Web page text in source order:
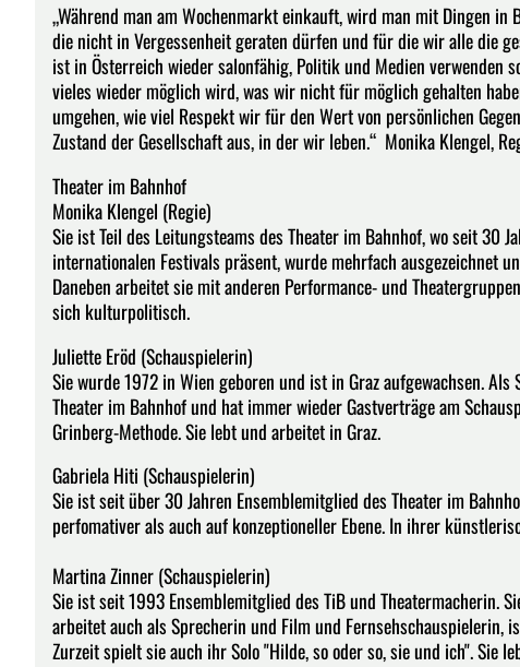
„Während man am Wochenmarkt einkauft, wird man mit Dingen
die nicht in Vergessenheit geraten dürfen und für die wir alle die
ist in Österreich wieder salonfähig, Politik und Medien verwenden
vieles wieder möglich wird, was wir nicht für möglich gehalten
umgehen, wie viel Respekt wir für den Wert von persönlichen
Zustand der Gesellschaft aus, in der wir leben.“ Monika Klengel,
Theater im Bahnhof
Monika Klengel (Regie)
Sie ist Teil des Leitungsteams des Theater im Bahnhof, wo seit 30
internationalen Festivals präsent, wurde mehrfach ausgezeichnet
Daneben arbeitet sie mit anderen Performance- und
sich kulturpolitisch.
Juliette Eröd (Schauspielerin)
Sie wurde 1972 in Wien geboren und ist in Graz aufgewachsen.
Theater im Bahnhof und hat immer wieder Gastverträge am
Grinberg-Methode. Sie lebt und arbeitet in Graz.
Gabriela Hiti (Schauspielerin)
Sie ist seit über 30 Jahren Ensemblemitglied des Theater im
perfomativer als auch auf konzeptioneller Ebene. In ihrer
Martina Zinner (Schauspielerin)
Sie ist seit 1993 Ensemblemitglied des TiB und Theatermacherin.
arbeitet auch als Sprecherin und Film und
Zurzeit spielt sie auch ihr Solo "Hilde, so oder so, sie und ich". Sie